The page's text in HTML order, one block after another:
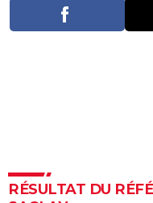
Destinations
Voyage nature
Voyage de noces
Dictionnaire
Biographies
Citations
Expressions
Proverbes
PROGRAMME TV
RÉSULTAT DU